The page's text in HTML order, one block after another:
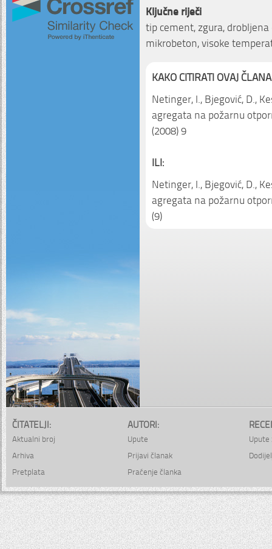
Ključne riječi
tip cement, zgura,
mikrobeton, visoke
KAKO CITIRATI OVAJ
Netinger, I., Bjegović, D.,
agregata na požarnu
(2008) 9
ILI:
Netinger, I., Bjegović, D.,
agregata na požarnu
(9)
ČITATELJI:
Aktualni broj
Arhiva
Pretplata
AUTORI:
Upute
Prijavi članak
Praćenje članka
Upute